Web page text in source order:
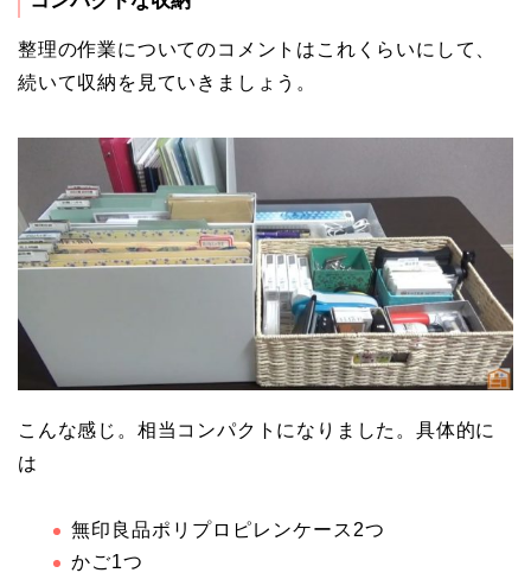
整理の作業についてのコメントはこれくらいにして、
続いて収納を見ていきましょう。
こんな感じ。相当コンパクトになりました。具体的に
は
無印良品ポリプロピレンケース2つ
かご1つ